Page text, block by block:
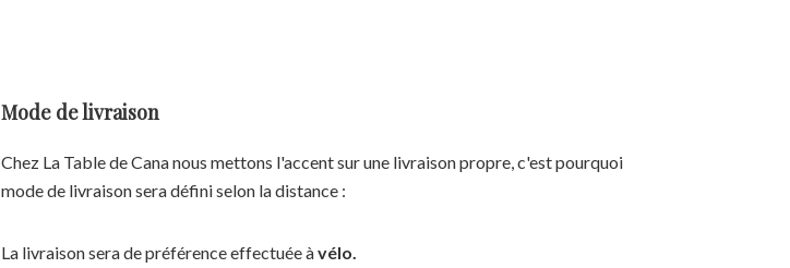
Mode de livraison
Chez La Table de Cana nous mettons l'accent sur une livraison propre, c'est pourquoi
mode de livraison sera défini selon la distance :
La livraison sera de préférence effectuée àvélo.